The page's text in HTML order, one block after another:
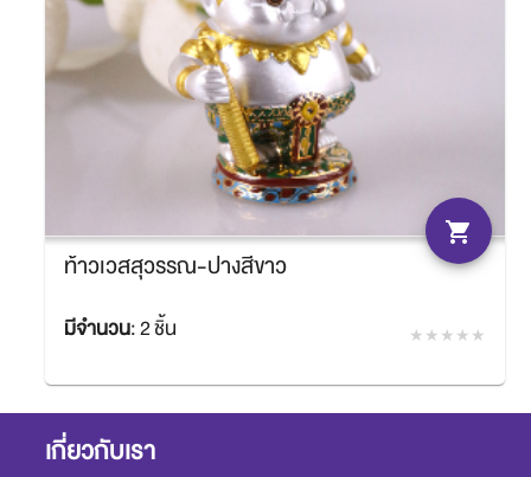
ท้าวเวสสุวรรณ-ปางสีขาว
มีจำนวน:2 ชิ้น
shopping_cart
เกี่ยวกับเรา